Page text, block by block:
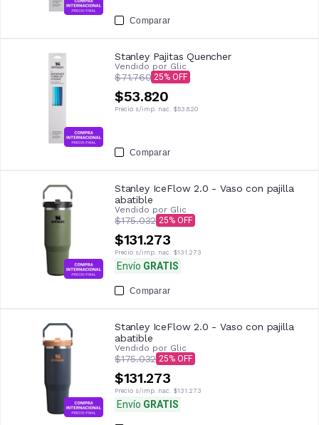
Comparar
Stanley Pajitas Quencher
Vendido por Glic
$71.760 25
$53.820
Precio s/imp. nac. $53.820
Comparar
Stanley IceFlow 2.0 - Vaso con pajilla
abatible
Vendido por Glic
$175.032 25
$131.273
Precio s/imp. nac. $131.273
Envío GRATIS
Comparar
Stanley IceFlow 2.0 - Vaso con pajilla
abatible
Vendido por Glic
$175.032 25
$131.273
Precio s/imp. nac. $131.273
Envío GRATIS